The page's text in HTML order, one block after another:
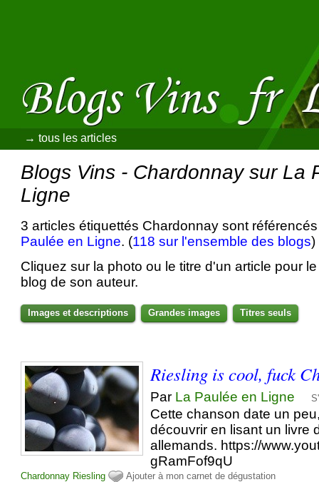
→ tous les articles
Blogs Vins - Chardonnay sur La
Ligne
3 articles étiquettés Chardonnay sont
Paulée en Ligne. (118 sur l'ensemble des blogs)
Cliquez sur la photo ou le titre d'un article pour
blog de son auteur.
Images et descriptions Grandes images Titres seuls
Riesling is cool, fuck
Par La Paulée en Ligne
Cette chanson date un
découvrir en lisant un livre
allemands. https://
gRamFof9qU
Chardonnay Riesling Ajouter à mon carnet de dégustation